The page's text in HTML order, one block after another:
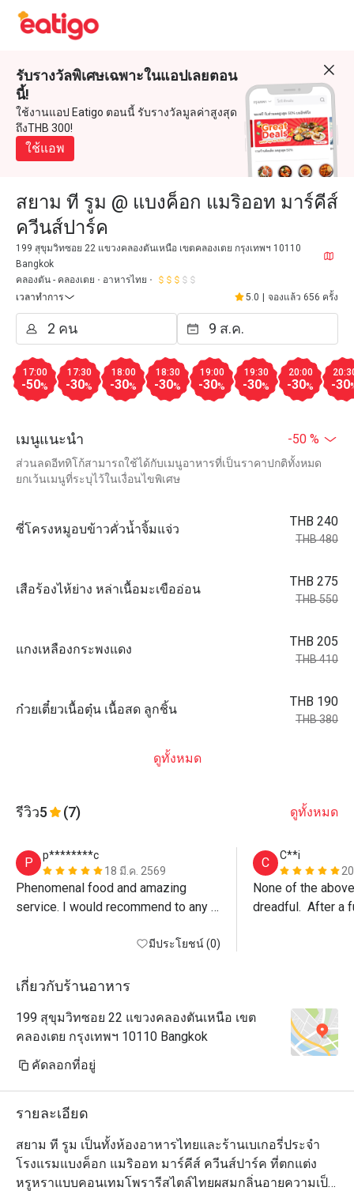
รับรางวัลพิเศษเฉพาะในแอปเลยตอน
นี้!
ใช้งานแอป Eatigo ตอนนี้ รับรางวัลมูลค่าสูงสุด
ถึงTHB 300!
ใช้แอพ
สยาม ที รูม @ แบงค็อก แมริออท มาร์คีส์
ควีนส์ปาร์ค
199 สุขุมวิทซอย 22 แขวงคลองตันเหนือ เขตคลองเตย กรุงเทพฯ 10110
Bangkok
คลองตัน - คลองเตย
อาหารไทย
เวลาทำการ
5.0 จองแล้ว 656 ครั้ง
17:00
-50%
17:30
-30%
18:00
-30%
18:30
-30%
19:00
-30%
19:30
-30%
20:00
-30% -30
เมนูแนะนำ -50 %
ส่วนลดอีททิโก้สามารถใช้ได้กับเมนูอาหารที่เป็นราคาปกติทั้งหมด
ยกเว้นเมนูที่ระบุไว้ในเงื่อนไขพิเศษ
ซี่โครงหมูอบข้าวคั่วน้ำจิ้มแจ่ว
THB 240
THB 480
เสือร้องไห้ย่าง หล่าเนื้อมะเขืออ่อน
THB 275
THB 550
แกงเหลืองกระพงแดง
THB 205
THB 410
ก๋วยเตี๋ยวเนื้อตุ๋น เนื้อสด ลูกชิ้น
THB 190
THB 380
ดูทั้งหมด
รีวิว5 (7) ดูทั้งหมด
P
p********c
18 มี.ค. 2569
Phenomenal food and amazing
service. I would recommend to any
มีประโยชน์ (0)
C
C**i
None of the
dreadful.  After a
this restaurant in
เกี่ยวกับร้านอาหาร
199 สุขุมวิทซอย 22 แขวงคลองตันเหนือ เขต
คลองเตย กรุงเทพฯ 10110 Bangkok
คัดลอกที่อยู่
รายละเอียด
สยาม ที รูม เป็นทั้งห้องอาหารไทยและร้านเบเกอรี่ประจำ
โรงแรมแบงค็อก แมริออท มาร์คีส์ ควีนส์ปาร์ค ที่ตกแต่ง
หรูหราแบบคอนเทมโพรารีสไตล์ไทยผสมกลิ่นอายความเป็น